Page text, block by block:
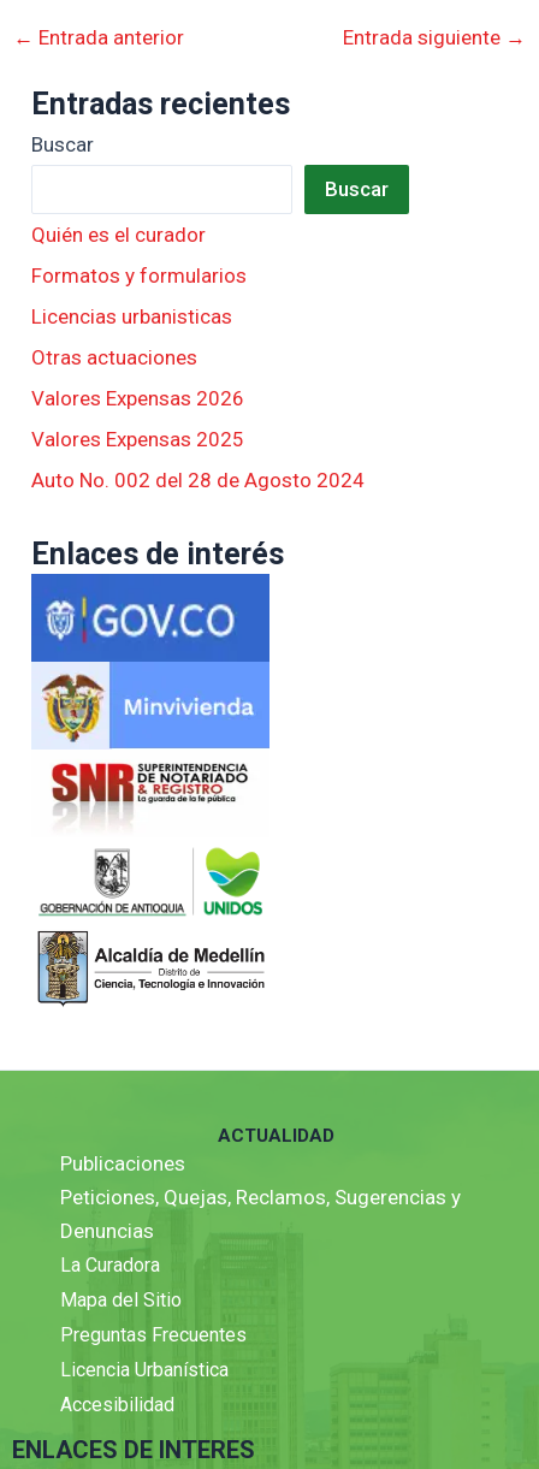
← Entrada anterior Entrada siguiente →
Entradas recientes
Buscar
Buscar
Quién es el curador
Formatos y formularios
Licencias urbanisticas
Otras actuaciones
Valores Expensas 2026
Valores Expensas 2025
Auto No. 002 del 28 de Agosto 2024
Enlaces de interés
ACTUALIDAD
Publicaciones
Peticiones, Quejas, Reclamos, Sugerencias y
Denuncias
La Curadora
Mapa del Sitio
Preguntas Frecuentes
Licencia Urbanística
Accesibilidad
ENLACES DE INTERES